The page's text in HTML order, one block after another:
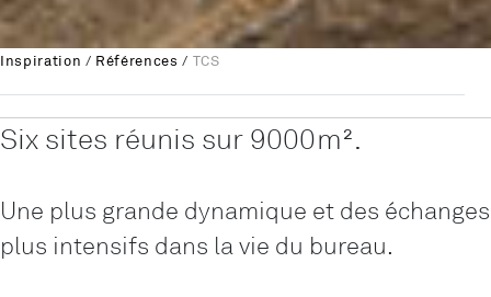
Inspiration / Références / TCS
Six sites réunis sur 9000m².
Une plus grande dynamique et des échanges
plus intensifs dans la vie du bureau.